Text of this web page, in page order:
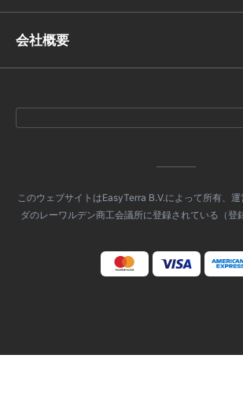
会社概要
このウェブサイトはEasyTerra B.V.によって所有、
ダのレーワルデン商工会議所に登録されている（登